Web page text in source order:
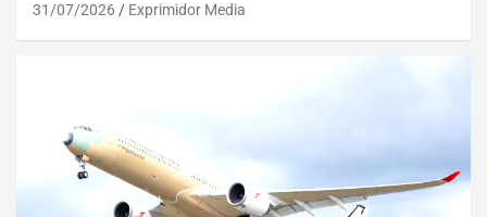
31/07/2026 Exprimidor Media